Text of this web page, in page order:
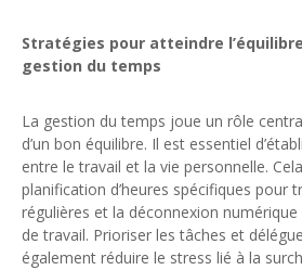
Stratégies pour atteindre
gestion du temps
La gestion du temps joue un rôle
d’un bon équilibre. Il est essentiel
entre le travail et la vie personnelle.
planification d’heures spécifiques pour
régulières et la déconnexion
de travail. Prioriser les tâches et
également réduire le stress lié à la